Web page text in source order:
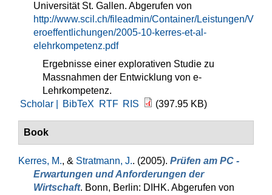
Universität St. Gallen. Abgerufen von
http://www.scil.ch/fileadmin/Container/Leistungen/V
eroeffentlichungen/2005-10-kerres-et-al-
elehrkompetenz.pdf
Ergebnisse einer explorativen Studie zu
Massnahmen der Entwicklung von e-
Lehrkompetenz.
Scholar |
BibTeX RTF RIS (397.95 KB)
Book
Kerres, M., & Stratmann, J.. (2005). Prüfen am PC -
Erwartungen und Anforderungen der
Wirtschaft. Bonn, Berlin: DIHK. Abgerufen von